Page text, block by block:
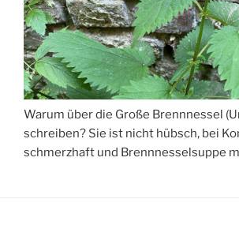
Warum über die Große Brennnessel
schreiben? Sie ist nicht hübsch, bei
schmerzhaft und Brennnesselsuppe